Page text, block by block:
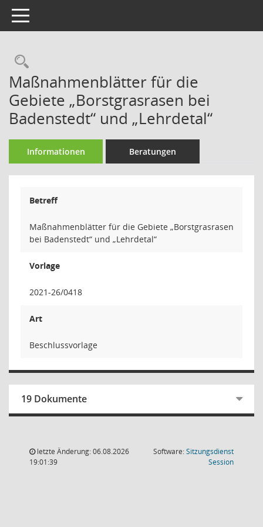
Toggle navigation
Rechercheauswahl
Maßnahmenblätter für die
Gebiete „Borstgrasrasen bei
Badenstedt“ und „Lehrdetal“
Informationen Beratungen
Betreff
Maßnahmenblätter für die Gebiete „Borstgrasrasen
bei Badenstedt“ und „Lehrdetal“
Vorlage
2021-26/0418
Art
Beschlussvorlage
19 Dokumente
letzte Änderung: 06.08.2026
19:01:39
Software:Sitzungsdienst
Session(Wird in